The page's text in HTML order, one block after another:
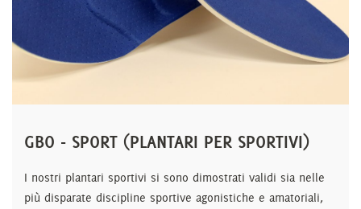
GBO - SPORT (PLANTARI PER SPORTIVI)
I nostri plantari sportivi si sono dimostrati validi sia nelle
più disparate discipline sportive agonistiche e amatoriali,